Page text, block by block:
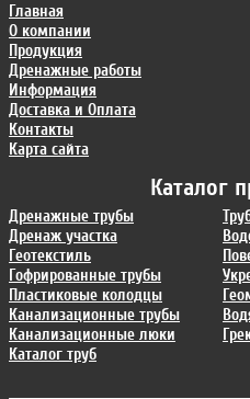
Каталог
Дренажные трубы
Дренаж участка
Геотекстиль
Гофрированные трубы
Пластиковые колодцы
Канализационные трубы
Канализационные люки
Каталог труб
Главная
О компании
Продукция
Дренажные работы
Информация
Доставка и Оплата
Контакты
Карта сайта